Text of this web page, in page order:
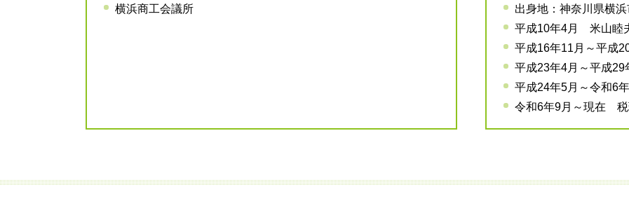
横浜商工会議所
出身地：神奈川県横浜
平成10年4月 米山睦
平成16年11月～平成
平成23年4月～平成
平成24年5月～令和6
令和6年9月～現在 税